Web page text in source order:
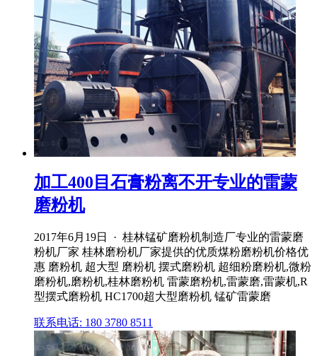
加工400目石膏粉离不开专业的雷蒙
磨粉机
2017年6月19日 · 桂林锰矿磨粉机制造厂专业的雷蒙磨
粉机厂家 桂林磨粉机厂家提供的优质煤粉磨粉机价格优
惠 磨粉机 超大型 磨粉机 摆式磨粉机 超细粉磨粉机,微粉
磨粉机,磨粉机,桂林磨粉机 雷蒙磨粉机,雷蒙磨,雷蒙机,R
型摆式磨粉机 HC1700超大型磨粉机 锰矿雷蒙磨
联系电话: 180 3780 8511